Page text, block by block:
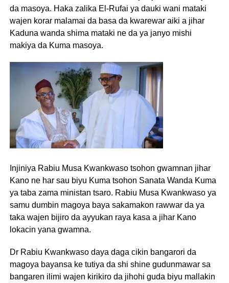
da masoya. Haka zalika El-Rufai ya dauki wani mataki
wajen korar malamai da basa da kwarewar aiki a jihar
Kaduna wanda shima mataki ne da ya janyo mishi
makiya da Kuma masoya.
Injiniya Rabiu Musa Kwankwaso tsohon gwamnan jihar
Kano ne har sau biyu Kuma tsohon Sanata Wanda Kuma
ya taba zama ministan tsaro. Rabiu Musa Kwankwaso ya
samu dumbin magoya baya sakamakon rawwar da ya
taka wajen bijiro da ayyukan raya kasa a jihar Kano
lokacin yana gwamna.
Dr Rabiu Kwankwaso daya daga cikin bangarori da
magoya bayansa ke tutiya da shi shine gudunmawar sa
bangaren ilimi wajen kirikiro da jihohi guda biyu mallakin